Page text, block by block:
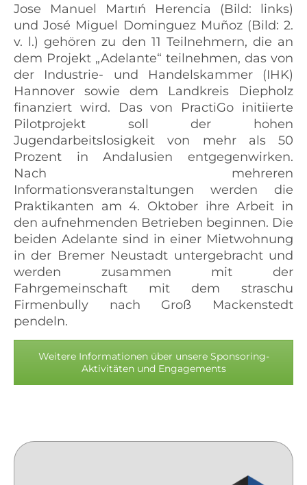
Jose Manuel Martıń Herencia (Bild: links)
und José Miguel Dominguez Muñoz (Bild: 2.
v. l.) gehören zu den 11 Teilnehmern, die an
dem Projekt „Adelante“ teilnehmen, das von
der Industrie- und Handelskammer (IHK)
Hannover sowie dem Landkreis Diepholz
finanziert wird. Das von PractiGo initiierte
Pilotprojekt soll der hohen
Jugendarbeitslosigkeit von mehr als 50
Prozent in Andalusien entgegenwirken.
Nach mehreren
Informationsveranstaltungen werden die
Praktikanten am 4. Oktober ihre Arbeit in
den aufnehmenden Betrieben beginnen. Die
beiden Adelante sind in einer Mietwohnung
in der Bremer Neustadt untergebracht und
werden zusammen mit der
Fahrgemeinschaft mit dem straschu
Firmenbully nach Groß Mackenstedt
pendeln.
Weitere Informationen über unsere Sponsoring-
Aktivitäten und Engagements